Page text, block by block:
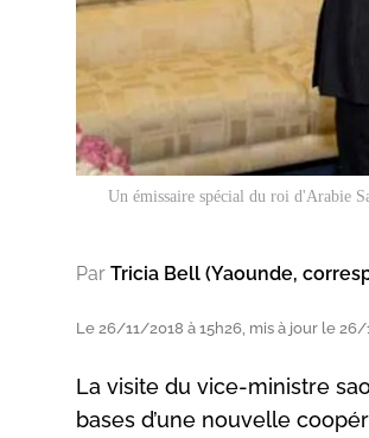
Un émissaire spécial du roi d'Arabie
Par Tricia Bell (Yaounde,
Le 26/11/2018 à 15h26, mis à jour le 26/
La visite du vice-ministre
bases d’une nouvelle